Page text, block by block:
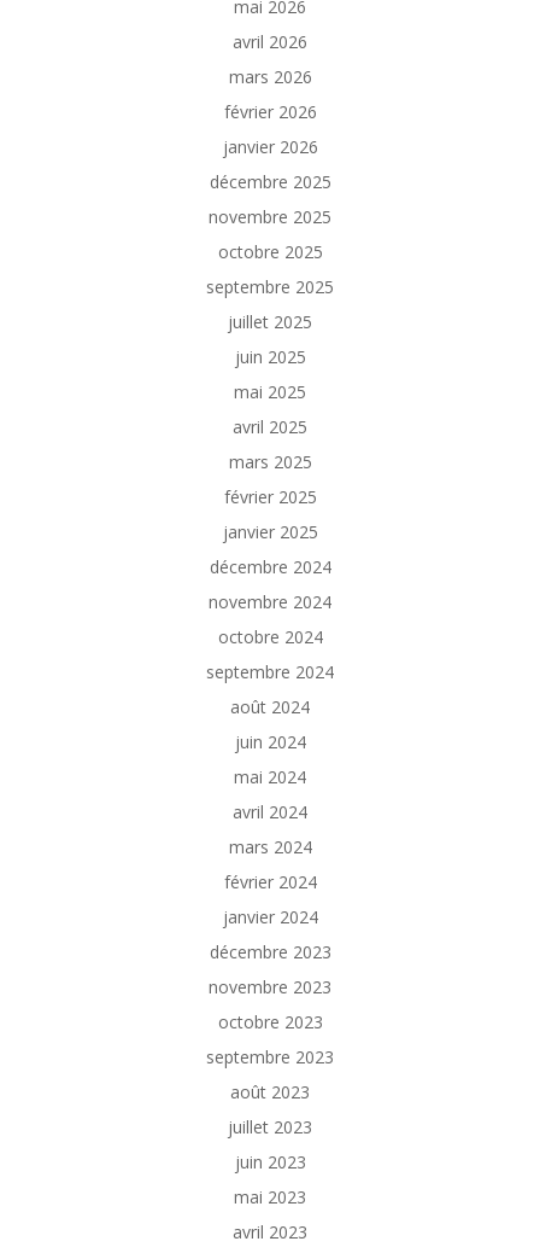
mai 2026
avril 2026
mars 2026
février 2026
janvier 2026
décembre 2025
novembre 2025
octobre 2025
septembre 2025
juillet 2025
juin 2025
mai 2025
avril 2025
mars 2025
février 2025
janvier 2025
décembre 2024
novembre 2024
octobre 2024
septembre 2024
août 2024
juin 2024
mai 2024
avril 2024
mars 2024
février 2024
janvier 2024
décembre 2023
novembre 2023
octobre 2023
septembre 2023
août 2023
juillet 2023
juin 2023
mai 2023
avril 2023